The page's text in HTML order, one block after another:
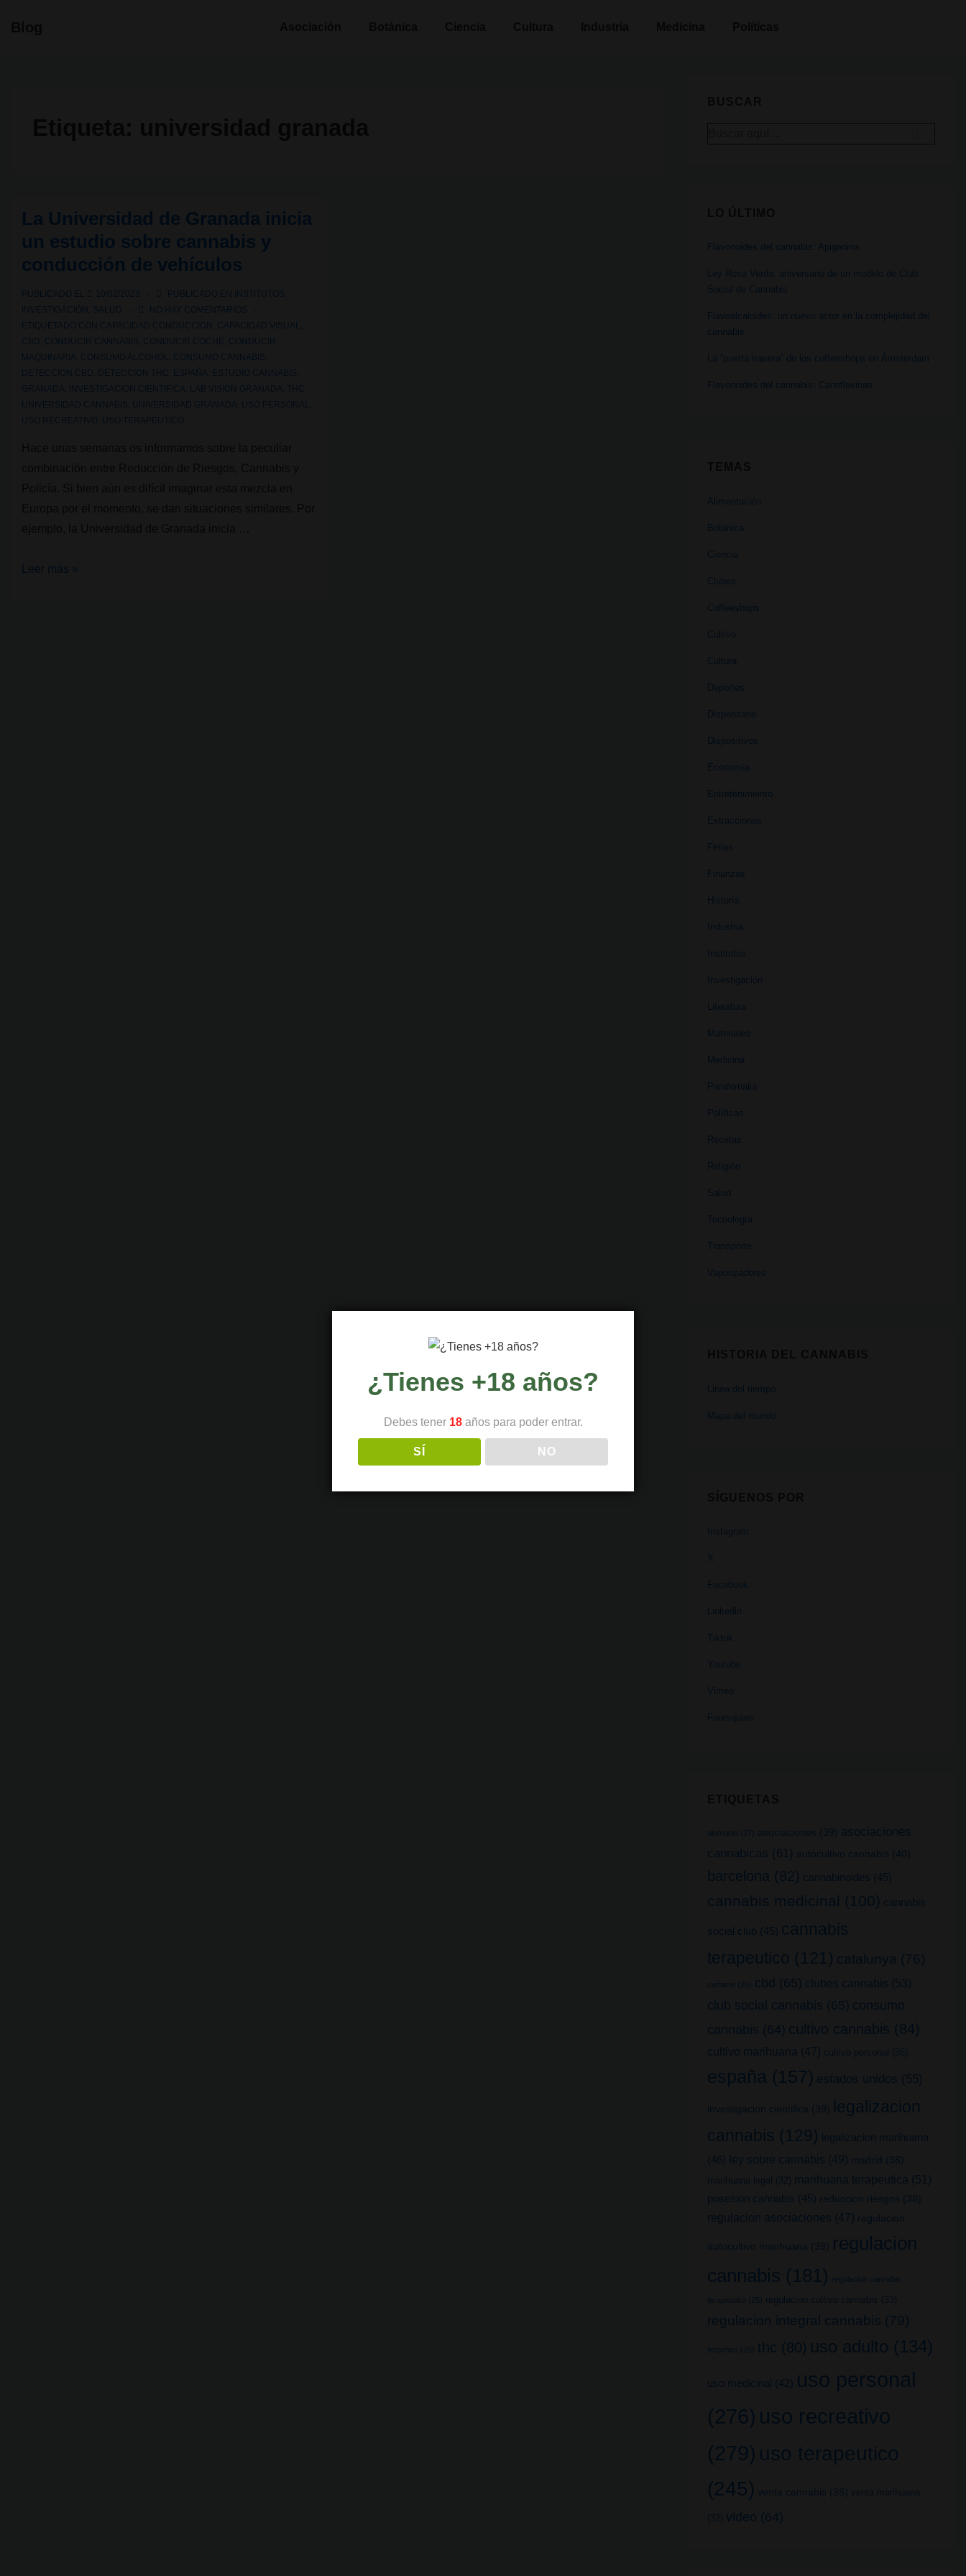
La Universidad de Granada inicia
un estudio sobre cannabis y
conducción de vehículos
PUBLICADO EL 10/02/2023 PUBLICADO EN INSTITUTOS
INVESTIGACIÓN
SALUD
NO HAY COMENTARIOS
ETIQUETADO CON CAPACIDAD CONDUCCION CAPACIDAD VISUAL
CBD CONDUCIR CANNABIS CONDUCIR COCHE
CONDUCIR
MAQUINARIA
CONSUMO ALCOHOL CONSUMO CANNABIS
DETECCION CBD
DETECCION THC ESPAÑA ESTUDIO CANNABIS
GRANADA
INVESTIGACION CIENTIFICA LAB VISION GRANADA THC
UNIVERSIDAD CANNABIS UNIVERSIDAD GRANADA USO PERSONAL
USO RECREATIVO
USO TERAPEUTICO
La
Leer más »
Flavonoides del cannabis: Apigenina
Ley Rosa Verda: aniversario de un modelo de Club
Social de Cannabis
Flavoalcaloides: un nuevo actor en la complejidad del
cannabis
La “puerta trasera” de los coffeeshops en Ámsterdam
Flavonoides del cannabis: Cannflavinas
Alimentación
Botánica
Ciencia
Clubes
Coffeeshops
Cultivo
Cultura
Deportes
Dispensario
Dispositivos
Economía
Entretenimiento
Extracciones
Ferias
Finanzas
Historia
Industria
Institutos
Investigación
Literatura
Materiales
Medicina
Parafernalia
Políticas
Recetas
Religión
Salud
Tecnología
Transporte
Vaporizadores
Linea del tiempo
Mapa del mundo
Instagram
X
Facebook
Linkedin
Tiktok
Youtube
Vimeo
Foursquare
alemania (27) asociaciones (39)
asociaciones
cannabicas (61) autocultivo cannabis (40)
barcelona (82) cannabinoides (45)
cannabis medicinal (100) cannabis
social club (45) cannabis
terapeutico (121) catalunya (76)
cañamo (26) cbd (65) clubes cannabis (53)
club social cannabis (65) consumo
cannabis (64) cultivo cannabis (84)
cultivo marihuana (47) cultivo personal (35)
españa (157) estados unidos (55)
investigacion cientifica (39)
legalizacion
cannabis (129) legalizacion marihuana
(46) ley sobre cannabis (49) madrid (38)
marihuana legal (32) marihuana terapeutica (51)
posesion cannabis (45) reduccion riesgos (38)
regulacion asociaciones (47) regulacion
autocultivo marihuana (39)
regulacion
cannabis (181) regulacion cannabis
terapeutico (25) regulacion cultivo cannabis (33)
regulacion integral cannabis (79)
terpenos (25) thc (80) uso adulto (134)
uso medicinal (42) uso personal
(276) uso recreativo
(279) uso terapeutico
(245) venta cannabis (38) venta marihuana
(32) video (64)
¿Tienes +18 años?
Debes tener 18años para poder entrar.
SÍ NO